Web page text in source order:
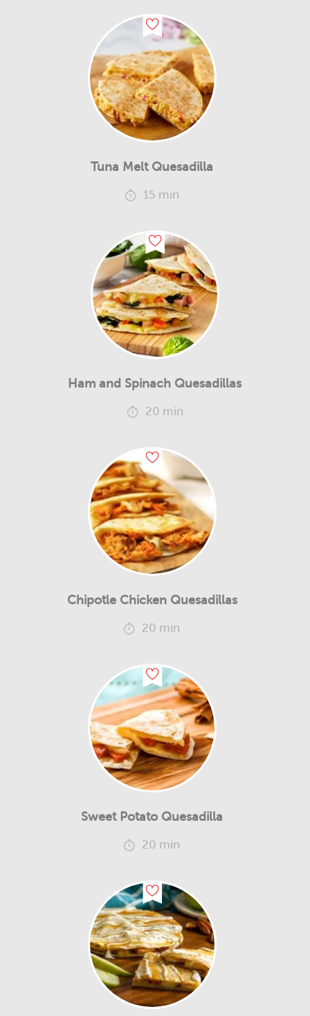
Tuna Melt Quesadilla
15 min
Ham and Spinach Quesadillas
20 min
Chipotle Chicken Quesadillas
20 min
Sweet Potato Quesadilla
20 min